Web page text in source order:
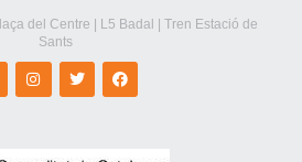
del Centre | L5 Badal | Tren Estació de
Sants